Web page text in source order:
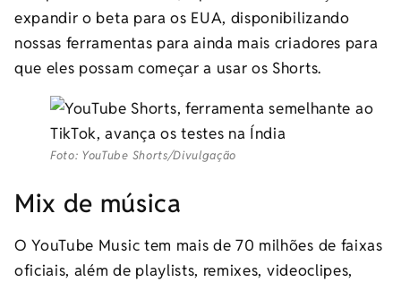
expandir o beta para os EUA, disponibilizando
nossas ferramentas para ainda mais criadores para
que eles possam começar a usar os Shorts.
Foto: YouTube Shorts/Divulgação
Mix de música
O YouTube Music tem mais de 70 milhões de faixas
oficiais, além de playlists, remixes, videoclipes,